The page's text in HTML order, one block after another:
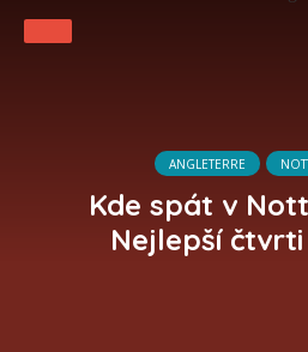
ANGLETERRE
Kde spát v
Nejlepší